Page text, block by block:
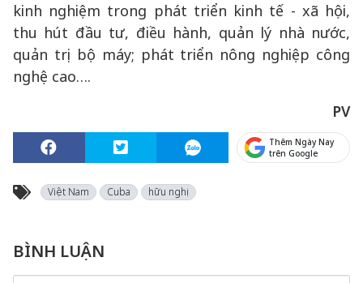
kinh nghiệm trong phát triển kinh tế - xã hội,
thu hút đầu tư, điều hành, quản lý nhà nước,
quản trị bộ máy; phát triển nông nghiệp công
nghệ cao….
PV
Thêm Ngày Nay
trên Google
Việt Nam Cuba hữu nghị
BÌNH LUẬN